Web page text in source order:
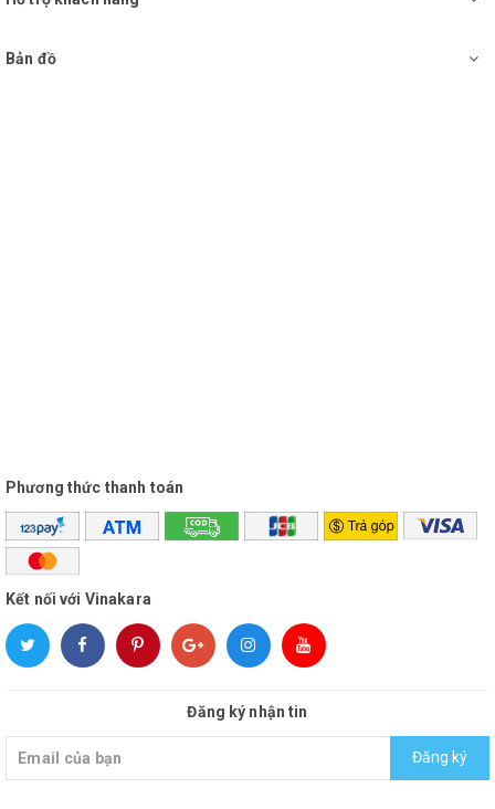
Bản đồ
Phương thức thanh toán
Kết nối với Vinakara
Đăng ký nhận tin
Đăng ký